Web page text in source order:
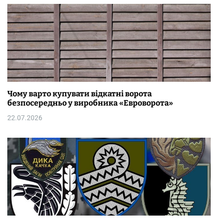
Чому варто купувати відкатні ворота
безпосередньо у виробника «Евроворота»
22.07.2026